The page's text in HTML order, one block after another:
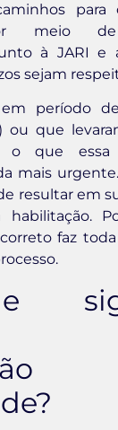
para
meio de
à JARI e
sejam
período
ou que
o que essa
mais
resultar em
habilitação.
faz